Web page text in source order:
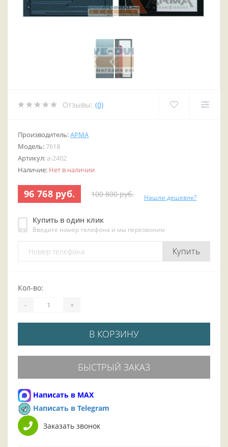
Отзывы: (0)
Производитель:АРМА
Модель:7618
Артикул: a-2402
Наличие: Нет в наличии
96 768 руб. 100 800 руб. Нашли дешевле?
Купить в один клик
Введите номер телефона и мы перезвоним
Купить
Кол-во:
- +
В КОРЗИНУ
БЫСТРЫЙ ЗАКАЗ
Написать в MAX
Написать в Telegram
Заказать звонок